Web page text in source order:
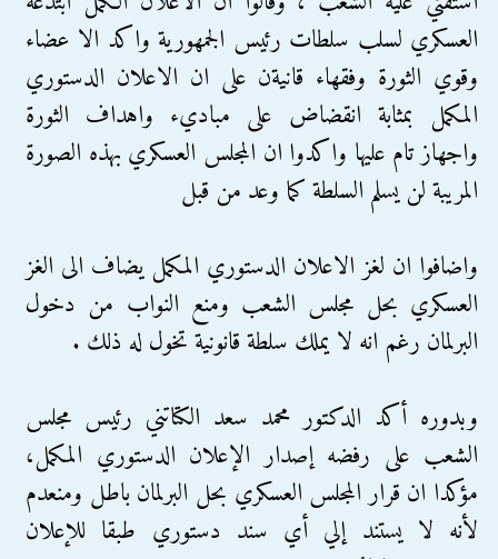
العسكري لسلب سلطات رئيس الجمهورية واكد الا عضاء
وقوي الثورة وفقهاء قانيةن على ان الاعلان الدستوري
المكمل بمثابة انقضاض على مباديء واهداف الثورة
واجهاز تام عليها واكدوا ان المجلس العسكري بهذه الصورة
المريبة لن يسلم السلطة كما وعد من قبل
واضافوا ان لغز الاعلان الدستوري المكمل يضاف الى الغز
العسكري بحل مجلس الشعب ومنع النواب من دخول
البرلمان رغم انه لا يملك سلطة قانونية تخول له ذلك .
وبدوره أكد الدكتور محمد سعد الكتاتني رئيس مجلس
الشعب على رفضه إصدار الإعلان الدستوري المكمل،
مؤكدا ان قرار المجلس العسكري بحل البرلمان باطل ومنعدم
لأنه لا يستند إلي أي سند دستوري طبقا للإعلان